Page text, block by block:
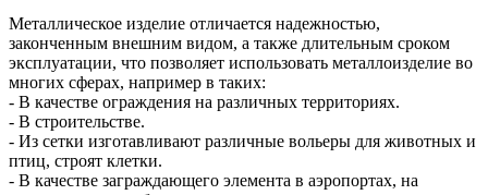
Металлическое изделие отличается надежностью,
законченным внешним видом, а также длительным сроком
эксплуатации, что позволяет использовать металлоизделие во
многих сферах, например в таких:
- В качестве ограждения на различных территориях.
- В строительстве.
- Из сетки изготавливают различные вольеры для животных и
птиц, строят клетки.
- В качестве заграждающего элемента в аэропортах, на